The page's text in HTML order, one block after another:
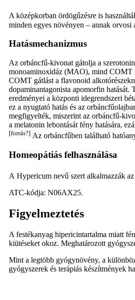
A középkorban ördögűzésre is
minden egyes növényen – annak
Hatásmechanizmus
Az orbáncfű-kivonat gátolja a
monoaminoxidáz (MAO), mind COMT
COMT gátlást a flavonoid
dopaminantagonista apomorfin hatását.
eredményei a központi idegrendszeri
ez a nyugtató hatás és az
megfigyelték, miszerint az orbáncfű-
a melatonin lebontását fény hatására,
[forrás?] Az orbáncfűben található
Homeopátiás felhasználása
A Hypericum nevű szert alkalmazzák
ATC-kódja: N06AX25.
Figyelmeztetés
A festékanyag hipericintartalma miatt
kiütéseket okoz. Meghatározott
Mint a legtöbb gyógynövény, a
gyógyszerek és terápiás készítmények